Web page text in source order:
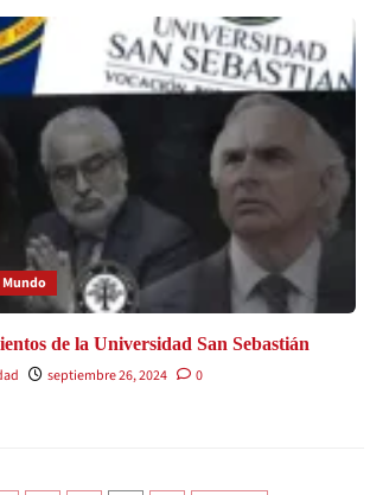
Mundo
de la Universidad San Sebastián
septiembre 26, 2024 0